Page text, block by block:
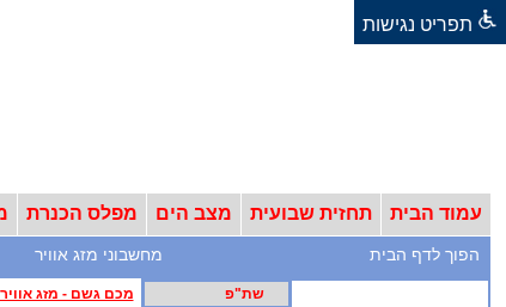
תפריט נגישות
עמוד הבית תחזית שבועית מצב הים מפלס הכנרת
הפוך לדף הבית מחשבוני מזג אוויר
שת"פ
מכם גשם - מזג